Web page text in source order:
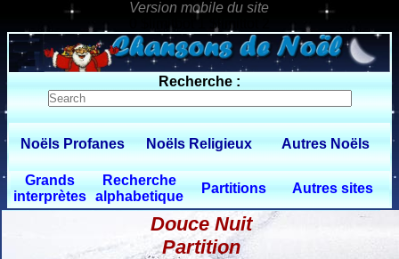
0 $limitbot 1 $limittot 2
Recherche :
Noëls Profanes Noëls Religieux Autres Noëls
Grands
interprètes
Recherche
alphabetique
Partitions Autres sites
Douce Nuit
Partition